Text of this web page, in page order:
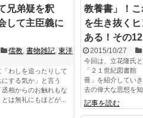
兄弟疑を釈
して主臣義に
儒教 ,書物雑記 ,東洋
わしを追ったりして
する気か」と言う
丞相からのお触れもな
は無礼にもほどが...
教養書」！
を生き抜く
ある！その12
2015/10/27
今回は、立花隆氏
「２１世紀図書館
冊」を紹介してい
去の偉大な思想を知
記事を読む